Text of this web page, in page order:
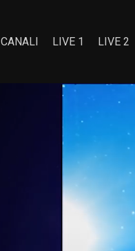
CANALI LIVE 1 LIVE 2